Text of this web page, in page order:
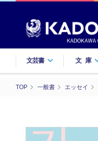
文芸書 文庫
TOP 一般書 エッセイ